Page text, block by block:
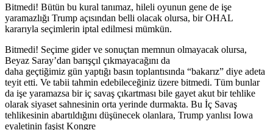
Bitmedi! Bütün bu kural tanımaz, hileli oyunun gene de işe
yaramazlığı Trump açısından belli olacak olursa, bir OHAL
kararıyla seçimlerin iptal edilmesi mümkün.
Bitmedi! Seçime gider ve sonuçtan memnun olmayacak olursa,
Beyaz Saray’dan barışçıl çıkmayacağını da
daha geçtiğimiz gün yaptığı basın toplantısında “bakarız” diye adeta
teyit etti. Ve tabii tahmin edebileceğiniz üzere bitmedi. Tüm bunlar
da işe yaramazsa bir iç savaş çıkartması bile gayet akut bir tehlike
olarak siyaset sahnesinin orta yerinde durmakta. Bu İç Savaş
tehlikesinin abartıldığını düşünecek olanlara, Trump yanlısı Iowa
eyaletinin faşist Kongre